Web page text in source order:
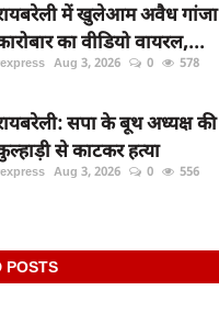
में खुलेआम अवैध गांजा
का वीडियो वायरल,...
Aug 3, 2026 0 578
सपा के बूथ अध्यक्ष की
से काटकर हत्या
Aug 3, 2026 0 556
POSTS